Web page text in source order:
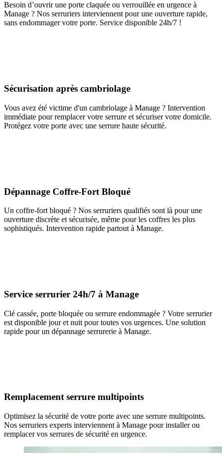
Besoin d’ouvrir une porte claquée ou verrouillée en urgence à
Manage ? Nos serruriers interviennent pour une ouverture rapide,
sans endommager votre porte. Service disponible 24h/7 !
Sécurisation après cambriolage
Vous avez été victime d'un cambriolage à Manage ? Intervention
immédiate pour remplacer votre serrure et sécuriser votre domicile.
Protégez votre porte avec une serrure haute sécurité.
Dépannage Coffre-Fort Bloqué
Un coffre-fort bloqué ? Nos serruriers qualifiés sont là pour une
ouverture discrète et sécurisée, même pour les coffres les plus
sophistiqués. Intervention rapide partout à Manage.
Service serrurier 24h/7 à Manage
Clé cassée, porte bloquée ou serrure endommagée ? Votre serrurier
est disponible jour et nuit pour toutes vos urgences. Une solution
rapide pour un dépannage serrurerie à Manage.
Remplacement serrure multipoints
Optimisez la sécurité de votre porte avec une serrure multipoints.
Nos serruriers experts interviennent à Manage pour installer ou
remplacer vos serrures de sécurité en urgence.